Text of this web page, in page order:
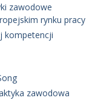
zawodowe
rynku pracy
kompetencji
zawodowa